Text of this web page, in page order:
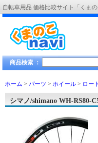
自転車用品 価格比較サイト「くまの
商品検索 ：
ホーム > パーツ > ホイール > ロー
シマノ/shimano WH-RS80-